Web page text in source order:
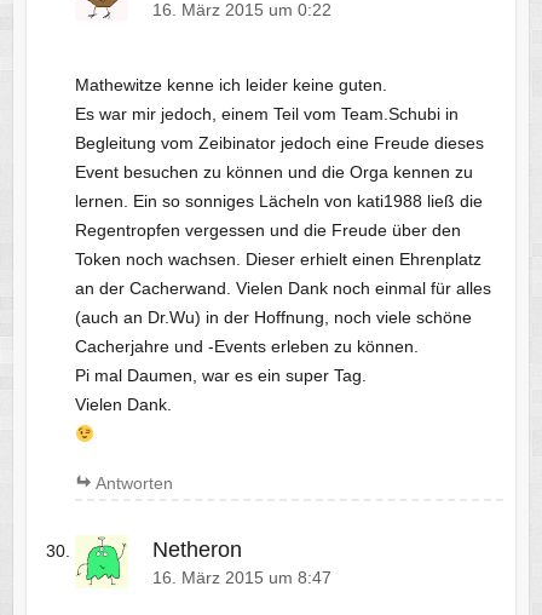
16. März 2015 um 0:22
Mathewitze kenne ich leider keine guten.
Es war mir jedoch, einem Teil vom Team.Schubi in
Begleitung vom Zeibinator jedoch eine Freude dieses
Event besuchen zu können und die Orga kennen zu
lernen. Ein so sonniges Lächeln von kati1988 ließ die
Regentropfen vergessen und die Freude über den
Token noch wachsen. Dieser erhielt einen Ehrenplatz
an der Cacherwand. Vielen Dank noch einmal für alles
(auch an Dr.Wu) in der Hoffnung, noch viele schöne
Cacherjahre und -Events erleben zu können.
Pi mal Daumen, war es ein super Tag.
Vielen Dank.
Antworten
Netheron
16. März 2015 um 8:47